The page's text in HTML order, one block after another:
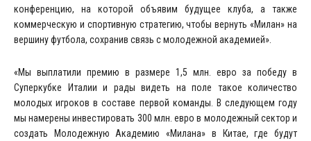
конференцию, на которой объявим будущее клуба, а также
коммерческую и спортивную стратегию, чтобы вернуть «Милан» на
вершину футбола, сохранив связь с молодежной академией».
«Мы выплатили премию в размере 1,5 млн. евро за победу в
Суперкубке Италии и рады видеть на поле такое количество
молодых игроков в составе первой команды. В следующем году
мы намерены инвестировать 300 млн. евро в молодежный сектор и
создать Молодежную Академию «Милана» в Китае, где будут